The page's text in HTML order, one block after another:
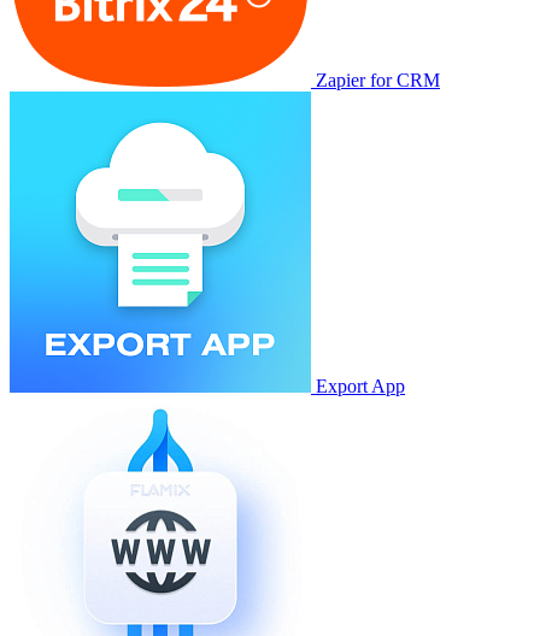
Zapier for CRM
Export App